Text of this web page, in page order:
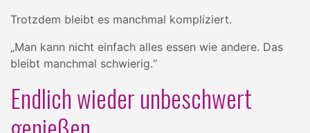
Trotzdem bleibt es manchmal kompliziert.
„Man kann nicht einfach alles essen wie andere. Das
bleibt manchmal schwierig.“
Endlich wieder unbeschwert